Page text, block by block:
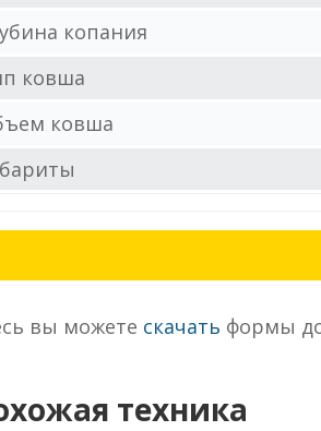
копания
ковша
ковша
вы можете скачать формы
техника